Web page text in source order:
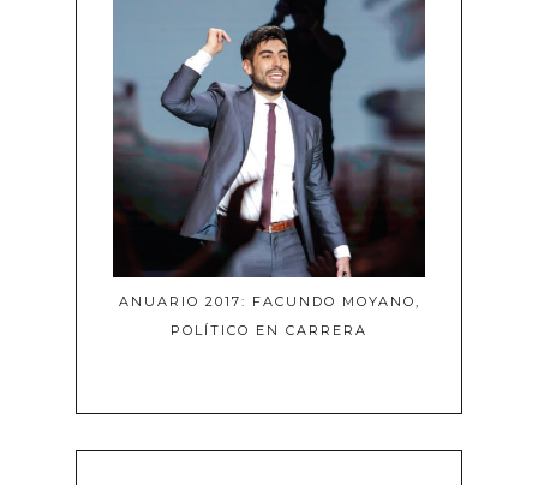
ANUARIO 2017: FACUNDO MOYANO,
POLÍTICO EN CARRERA